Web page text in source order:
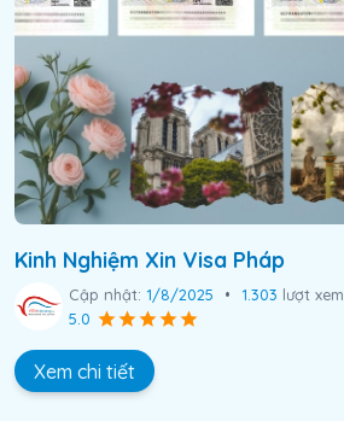
Kinh Nghiệm Xin Visa Pháp
Cập nhật: 1/8/2025 • 1.303 lượt xem
5.0
Xem chi tiết